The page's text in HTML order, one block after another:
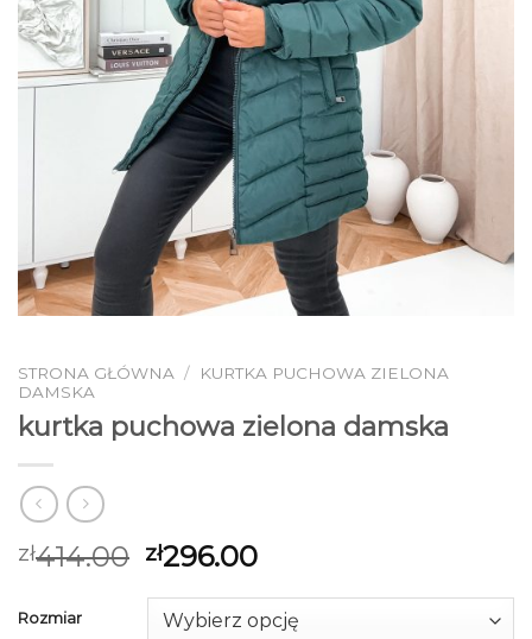
STRONA GŁÓWNA /
KURTKA PUCHOWA ZIELONA
DAMSKA
kurtka puchowa zielona damska
zł414.00 zł296.00
Rozmiar